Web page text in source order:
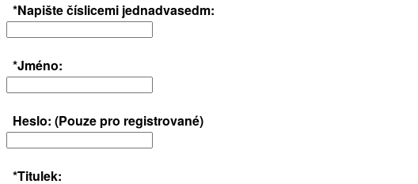
*Napište číslicemi jednadvasedm:
*Jméno:
Heslo: (Pouze pro registrované)
*Titulek: